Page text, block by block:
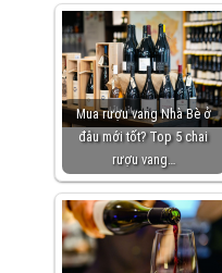
Mua rượu vang Nhà Bè ở
đâu mới tốt? Top 5 chai
rượu vang…